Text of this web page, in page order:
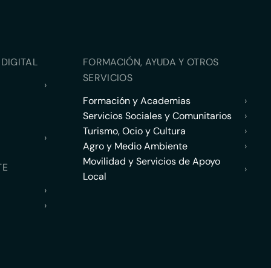
›
›
›
›
FORMACIÓN, AYUDA Y OTROS
SERVICIOS
Formación y Academias
›
Servicios Sociales y Comunitarios
›
Turismo, Ocio y Cultura
›
Agro y Medio Ambiente
›
Movilidad y Servicios de Apoyo
Local
›